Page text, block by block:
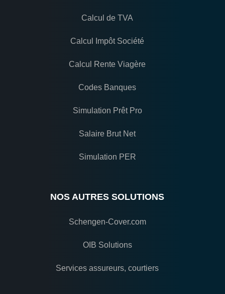
Calcul de TVA
Calcul Impôt Société
Calcul Rente Viagère
Codes Banques
Simulation Prêt Pro
Salaire Brut Net
Simulation PER
NOS AUTRES SOLUTIONS
Schengen-Cover.com
OIB Solutions
Services assureurs, courtiers